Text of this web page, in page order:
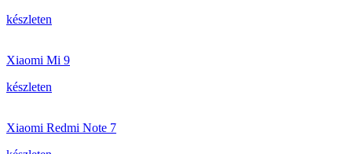
készleten
Xiaomi Mi 9
készleten
Xiaomi Redmi Note 7